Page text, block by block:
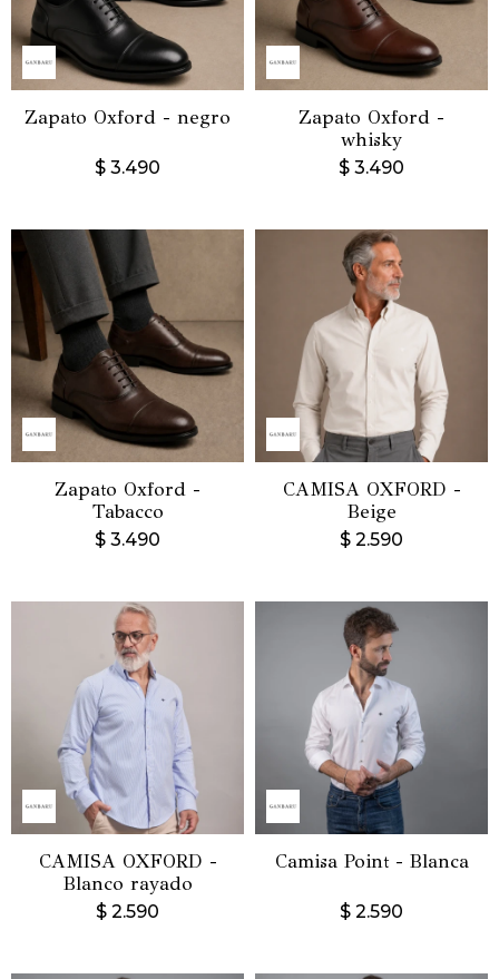
Zapato Oxford - negro
$ 3.490
Zapato Oxford -
whisky
$ 3.490
Zapato Oxford -
Tabacco
$ 3.490
CAMISA OXFORD -
Beige
$ 2.590
CAMISA OXFORD -
Blanco rayado
$ 2.590
Camisa Point - Blanca
$ 2.590